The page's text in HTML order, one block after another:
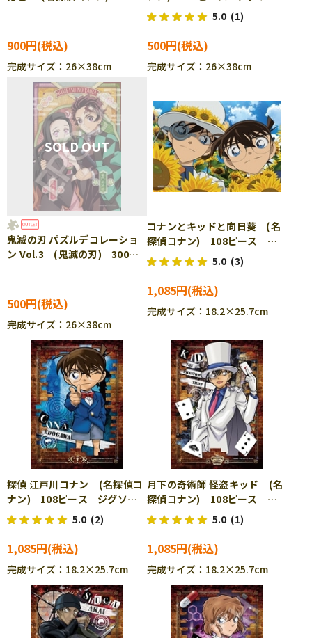
900円
完成サイズ：26×38cm
パズル EPO-28-813s
5.0 (1)
500円
完成サイズ：26×38cm
鬼滅の刃 パズルデコレーショ
ン Vol.3 (鬼滅の刃) 300ピ
500円
完成サイズ：26×38cm
コナンとキッドと向日葵 (名
探偵コナン) 108ピース ジ
グソーパズル EPO-03-058
5.0 (3)
1,085円
完成サイズ：18.2×25.7cm
探偵 江戸川コナン (名探偵コ
ナン) 108ピース ジグソー
パズル EPO-03-065
5.0 (2)
1,085円
完成サイズ：18.2×25.7cm
月下の奇術師 怪盗キッド (名
探偵コナン) 108ピース ジ
グソーパズル EPO-03-066
5.0 (1)
1,085円
完成サイズ：18.2×25.7cm